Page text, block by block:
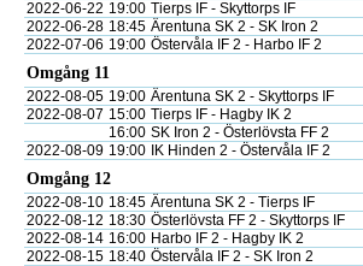
2022-06-22 19:00 Tierps IF - Skyttorps IF
2022-06-28 18:45 Ärentuna SK 2 - SK Iron 2
2022-07-06 19:00 Östervåla IF 2 - Harbo IF 2
Omgång 11
2022-08-05 19:00 Ärentuna SK 2 - Skyttorps IF
2022-08-07 15:00 Tierps IF - Hagby IK 2
16:00 SK Iron 2 - Österlövsta FF 2
2022-08-09 19:00 IK Hinden 2 - Östervåla IF 2
Omgång 12
2022-08-10 18:45 Ärentuna SK 2 - Tierps IF
2022-08-12 18:30 Österlövsta FF 2 - Skyttorps IF
2022-08-14 16:00 Harbo IF 2 - Hagby IK 2
2022-08-15 18:40 Östervåla IF 2 - SK Iron 2